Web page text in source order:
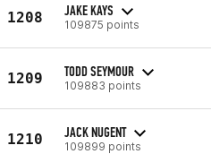
1208 JAKE KAYS
109875 points
1209 TODD SEYMOUR
109883 points
1210 JACK NUGENT
109899 points